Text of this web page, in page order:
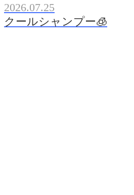
2026.07.25
クールシャンプー🧊